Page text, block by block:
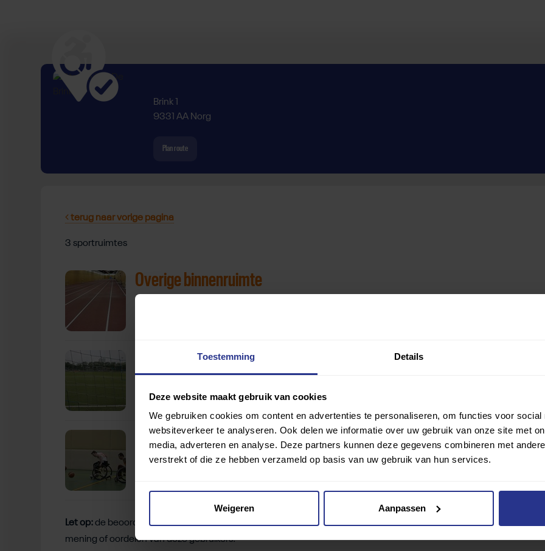
Toestemming Details
Deze website maakt gebruik van cookies
We gebruiken cookies om content en advertenties te personaliseren, om functies voor social
websiteverkeer te analyseren. Ook delen we informatie over uw gebruik van onze site met
media, adverteren en analyse. Deze partners kunnen deze gegevens combineren met
verstrekt of die ze hebben verzameld op basis van uw gebruik van hun services.
Weigeren Aanpassen
Brink 1
9331 AA Norg
Plan route
terug naar vorige pagina
3 sportruimtes
Overige binnenruimte
Sporthal
Let op:de beoordelingen zijn gebaseerd op de ervaringen van gebruikers die de vragenlijst hebben beantwoord.
mening of oordelen van deze gebruikers.